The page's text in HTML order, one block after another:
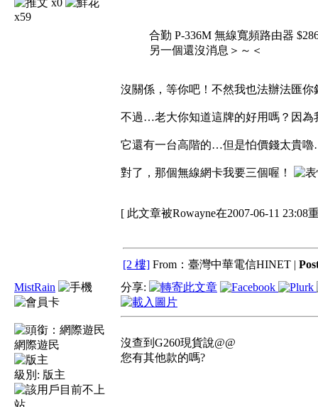
x0
x59
合勤 P-336M 無線寬頻路由器
另一個還沒消息＞～＜
沒關係，等你吧！不然我也法辦法匯
不過…老大你知道這牌的好用嗎？因
它還有一台高階的…但是怕價錢太貴
對了，那個無線網卡我要三個喔！
[ 此文章被Rowayne在2007-06-11 23:08
[2 樓] From：臺灣中華電信HINET |
MistRain
網際遊民
級別: 版主
分享:
沒查到G260現貨說@@
您有其他款的嗎?